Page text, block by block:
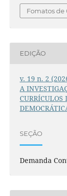
Fomatos de
EDIÇÃO
v. 19 n. 2
A
CURRÍCULOS
SEÇÃO
Demanda